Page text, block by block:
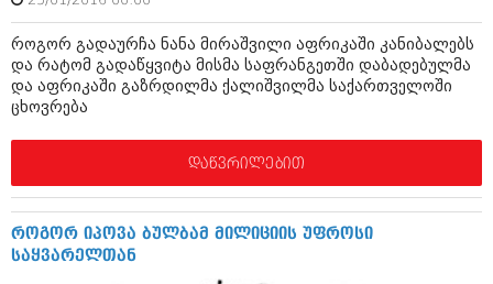
იუმორი
კალეიდოსკოპი
ჰოროსკოპი და შეუცნობელი
რომანი და დეტექტივი
სახალისო ამბები
ჰოროსკოპი და შეუცნობელი
კრიმინალი
რომანი და დეტექტივი
შოუბიზნესი
დაიჯესტი
როგორ გადაურჩა ნანა მირაშვილი აფრიკაში კანიბალებს
და რატომ გადაწყვიტა მისმა საფრანგეთში დაბადებულმა
და აფრიკაში გაზრდილმა ქალიშვილმა საქართველოში
ცხოვრება
დაწვრილებით
როგორ იპოვა ბულბამ მილიციის უფროსი
საყვარელთან